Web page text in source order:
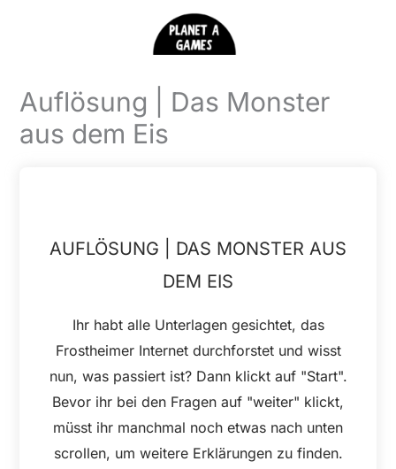
Auflösung | Das Monster
aus dem Eis
AUFLÖSUNG | DAS MONSTER AUS
DEM EIS
Ihr habt alle Unterlagen gesichtet, das
Frostheimer Internet durchforstet und wisst
nun, was passiert ist? Dann klickt auf "Start".
Bevor ihr bei den Fragen auf "weiter" klickt,
müsst ihr manchmal noch etwas nach unten
scrollen, um weitere Erklärungen zu finden.